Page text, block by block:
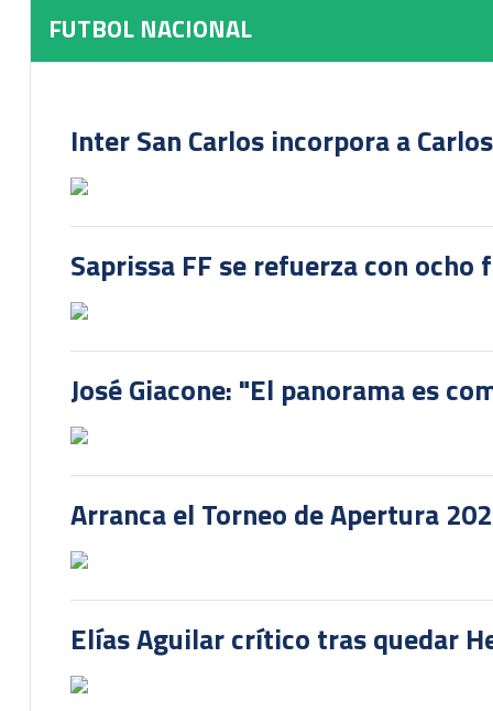
FUTBOL NACIONAL
Inter San Carlos incorpora a
Saprissa FF se refuerza con
José Giacone: "El panorama es
Arranca el Torneo de Apertura
Elías Aguilar crítico tras quedar